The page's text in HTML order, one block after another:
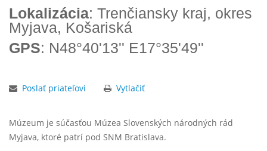
Lokalizácia: Trenčiansky kraj, okres
Myjava, Košariská
GPS: N48°40'13'' E17°35'49''
Poslať priateľovi Vytlačiť
Múzeum je súčasťou Múzea Slovenských národných rád
Myjava, ktoré patrí pod SNM Bratislava.